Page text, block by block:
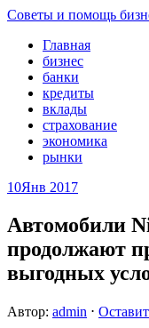
Советы и помощь
Главная
бизнес
банки
кредиты
вклады
страхование
экономика
рынки
10Янв 2017
Автомобили
продолжают
выгодных
Автор: admin ⋅